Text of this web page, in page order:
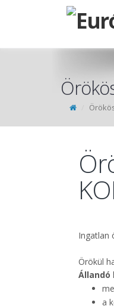
Ingatlan
Örökül
Állandó
a